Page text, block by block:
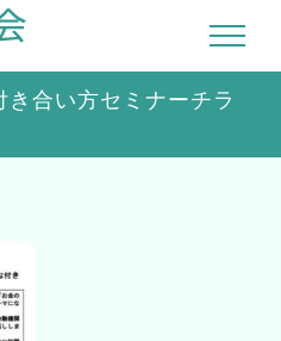
合い方セミナーチラ